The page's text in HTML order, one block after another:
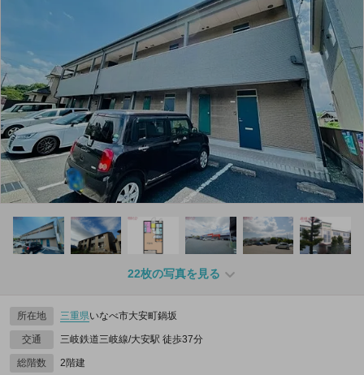
22枚の写真を見る
所在地 三重県いなべ市大安町鍋坂
交通 三岐鉄道三岐線/大安駅 徒歩37分
総階数 2階建